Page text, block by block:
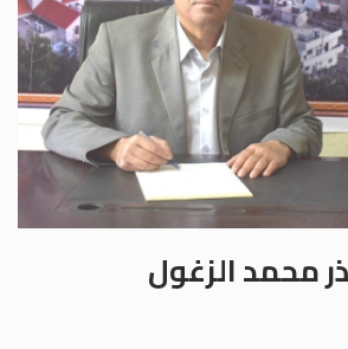
محمد الزغول